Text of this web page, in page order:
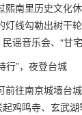
南里历史文化
线勾勒出树干
谣音乐会、“甘
行”，夜登台城
前往南京城墙台
起鸡鸣寺、玄武